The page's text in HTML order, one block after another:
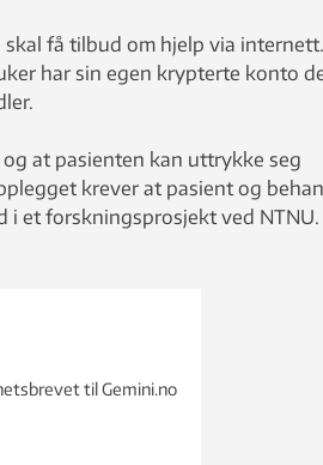
få tilbud om hjelp via internett.
har sin egen krypterte konto
at pasienten kan uttrykke seg
krever at pasient og
i et forskningsprosjekt ved NTNU.
til Gemini.no